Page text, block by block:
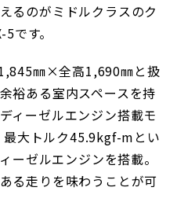
るのがミドルクラスのク
です。
㎜×全高1,690㎜と扱
裕ある室内スペースを持
ィーゼルエンジン搭載モ
最大トルク45.9kgf-mとい
ーゼルエンジンを搭載。
る走りを味わうことが可